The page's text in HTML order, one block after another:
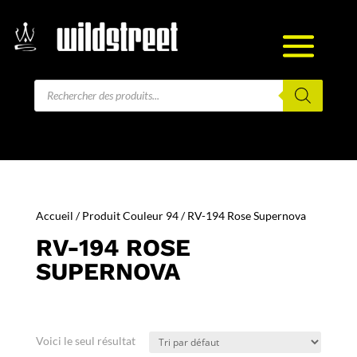
Recherche
Accueil / Produit Couleur 94 / RV-194 Rose Supernova
RV-194 ROSE
SUPERNOVA
Voici le seul résultat